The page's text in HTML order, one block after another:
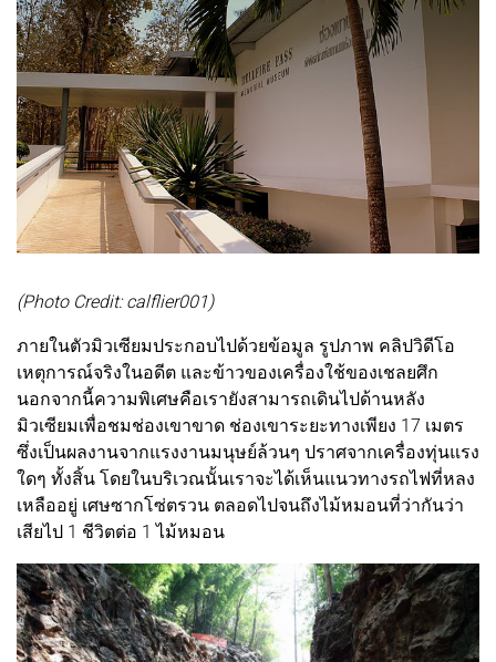
(Photo Credit: calflier001)
ภายในตัวมิวเซียมประกอบไปด้วยข้อมูล รูปภาพ คลิปวิดีโอ
เหตุการณ์จริงในอดีต และข้าวของเครื่องใช้ของเชลยศึก
นอกจากนี้ความพิเศษคือเรายังสามารถเดินไปด้านหลัง
มิวเซียมเพื่อชมช่องเขาขาด ช่องเขาระยะทางเพียง 17 เมตร
ซึ่งเป็นผลงานจากแรงงานมนุษย์ล้วนๆ ปราศจากเครื่องทุ่นแรง
ใดๆ ทั้งสิ้น โดยในบริเวณนั้นเราจะได้เห็นแนวทางรถไฟที่หลง
เหลืออยู่ เศษซากโซ่ตรวน ตลอดไปจนถึงไม้หมอนที่ว่ากันว่า
เสียไป 1 ชีวิตต่อ 1 ไม้หมอน